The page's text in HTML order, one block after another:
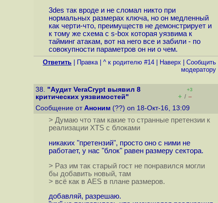
3des так вроде и не сломал никто при
нормальных размерах ключа, но он медленный
как черти-что, преимуществ не демонстрирует и
к тому же схема с s-box которая уязвима к
тайминг атакам, вот на него все и забили - по
совокупности параметров он ни о чем.
Ответить Правка| ^ к родителю #14 Наверх
Cообщить
модератору
38. "Аудит VeraCrypt выявил 8
критических уязвимостей"
+3
+ / –
Сообщение от Аноним (??) on 18-Окт-16, 13:09
> Думаю что там какие то странные претензии к
реализации XTS с блоками
никаких "претензий", просто оно с ними не
работает, у нас "блок" равен размеру сектора.
> Раз им так старый гост не понравился могли
бы добавить новый, там
> всё как в AES в плане размеров.
добавляй, разрешаю.